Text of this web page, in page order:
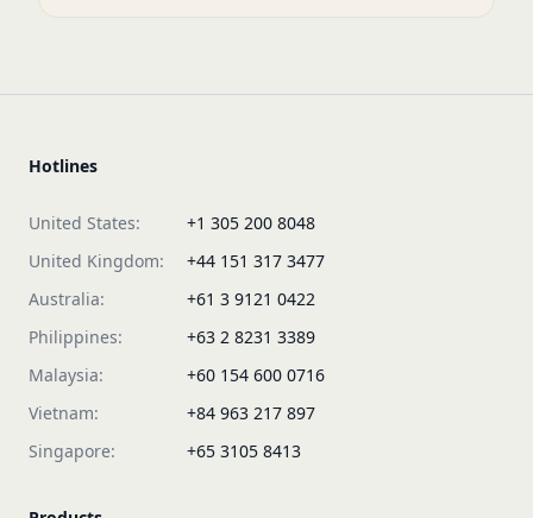
Hotlines
United States:
+1 305 200 8048
United Kingdom:
+44 151 317 3477
Australia:
+61 3 9121 0422
Philippines:
+63 2 8231 3389
Malaysia:
+60 154 600 0716
Vietnam:
+84 963 217 897
Singapore:
+65 3105 8413